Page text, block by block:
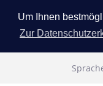
Um Ihnen
Zur